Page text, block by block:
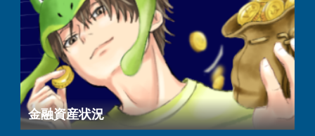
金融資産状況